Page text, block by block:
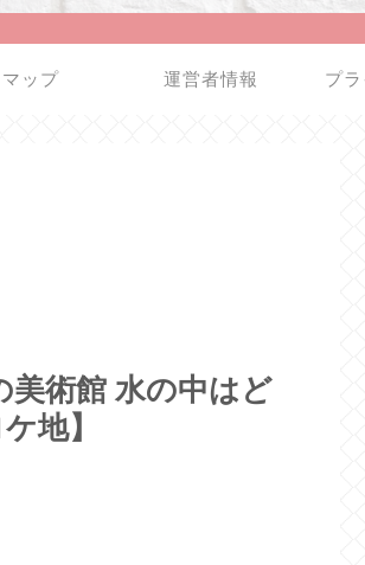
ップ 運営者情報 プ
美術館 水の中はど
地】